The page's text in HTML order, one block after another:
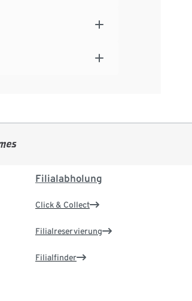
Filialabholung
Click & Collect
Filialreservierung
Filialfinder